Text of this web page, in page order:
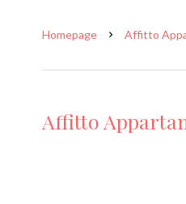
Homepage Affitto
Affitto